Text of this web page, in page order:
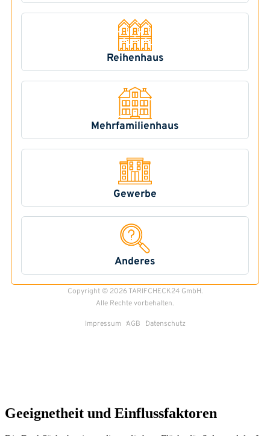
Geeignetheit und Einflussfaktoren